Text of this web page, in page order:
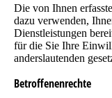
Die von Ihnen
dazu verwenden,
Dienstleistungen
für die Sie Ihre
anderslautenden
Betroffenenrechte